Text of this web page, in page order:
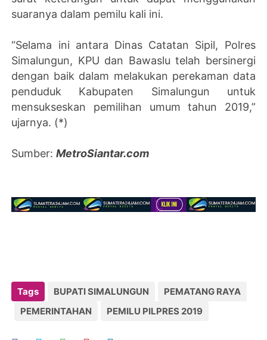
suaranya dalam pemilu kali ini.
“Selama ini antara Dinas Catatan Sipil, Polres
Simalungun, KPU dan Bawaslu telah bersinergi
dengan baik dalam melakukan perekaman data
penduduk Kabupaten Simalungun untuk
mensukseskan pemilihan umum tahun 2019,”
ujarnya. (*)
Sumber:MetroSiantar.com
Tags BUPATI SIMALUNGUN
PEMATANG RAYA
PEMERINTAHAN
PEMILU PILPRES 2019